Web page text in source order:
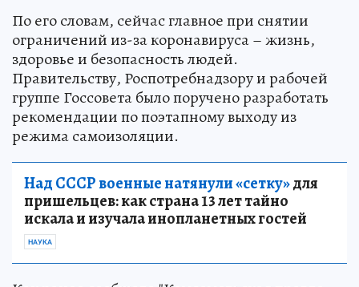
По его словам, сейчас главное при снятии
ограничений из-за коронавируса – жизнь,
здоровье и безопасность людей.
Правительству, Роспотребнадзору и рабочей
группе Госсовета было поручено разработать
рекомендации по поэтапному выходу из
режима самоизоляции.
Над СССР военные натянули «сетку»для
пришельцев: как страна 13 лет тайно
искала и изучала инопланетных гостей
НАУКА